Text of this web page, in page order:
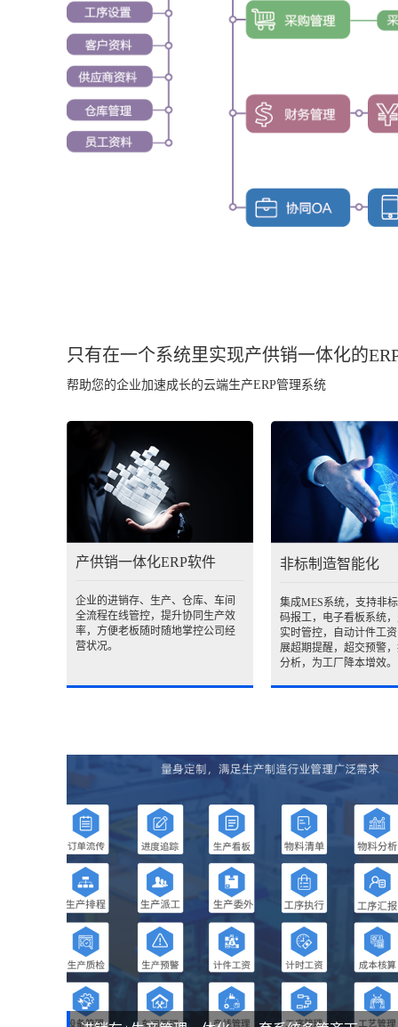
只有在一个系统里实现产供销一体化的
帮助您的企业加速成长的云端生产ERP管理系统
产供销一体化ERP软件
企业的进销存、生产、仓库、车间
全流程在线管控，提升协同生产效
率，方便老板随时随地掌控公司经
营状况。
非标制造智能化
集成MES系统，支持非
码报工，电子看板系统
实时管控，自动计件工
展超期提醒，超交预警
分析，为工厂降本增效。